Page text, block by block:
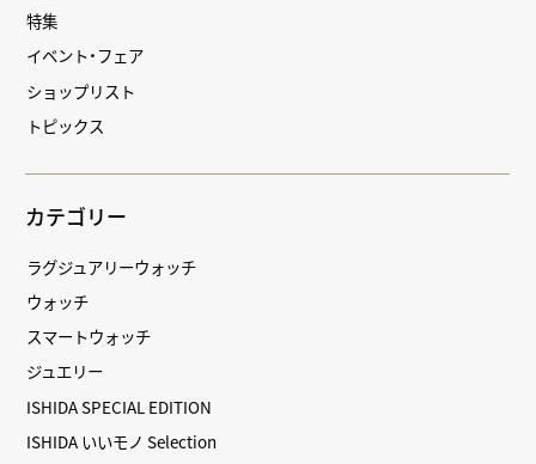
特集
イベント・フェア
ショップリスト
トピックス
カテゴリー
ラグジュアリーウォッチ
ウォッチ
スマートウォッチ
ジュエリー
ISHIDA SPECIAL EDITION
ISHIDA いいモノ Selection